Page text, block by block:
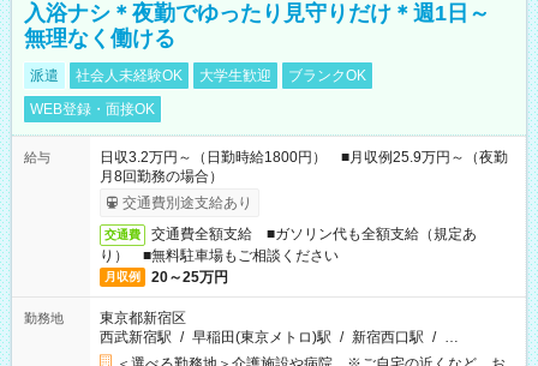
入浴ナシ＊夜勤でゆったり見守りだけ＊週1日～
無理なく働ける
派遣 社会人未経験OK 大学生歓迎
ブランクOK
WEB登録・面接OK
給与
日収3.2万円～（日勤時給1800円） ■月収例25.9万円～（夜勤
月8回勤務の場合）
交通費別途支給あり
交通費
交通費全額支給 ■ガソリン代も全額支給（規定あ
り） ■無料駐車場もご相談ください
月収例 20～25万円
勤務地
東京都新宿区
西武新宿駅 / 早稲田(東京メトロ)駅 / 新宿西口駅 / …